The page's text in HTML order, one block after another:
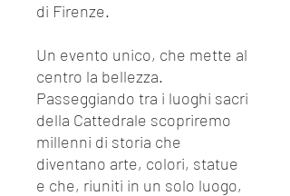
di Firenze.
Un evento unico, che mette al
centro la bellezza.
Passeggiando tra i luoghi sacri
della Cattedrale scopriremo
millenni di storia che
diventano arte, colori, statue
e che, riuniti in un solo luogo,